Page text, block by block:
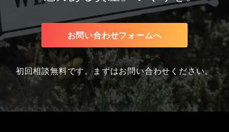
お問い合わせフォームへ
初回相談無料です。まずはお問い合わせください。